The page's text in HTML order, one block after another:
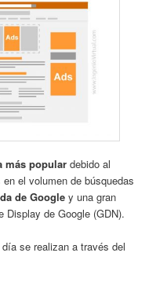
más popular debido al
el volumen de búsquedas
de Google y una gran
Display de Google (GDN).
se realizan a través del